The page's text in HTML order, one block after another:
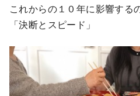
これからの１０年に影響する
「決断とスピード」